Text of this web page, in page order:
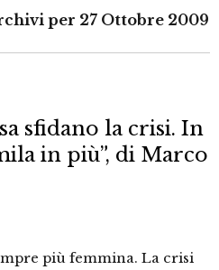
per 27 Ottobre 2009
sfidano la crisi. In
in più”, di Marco
più femmina. La crisi